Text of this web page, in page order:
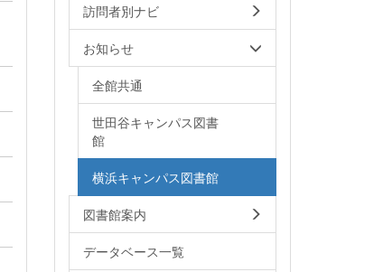
訪問者別ナビ
お知らせ
全館共通
世田谷キャンパス図書
館
横浜キャンパス図書館
図書館案内
データベース一覧